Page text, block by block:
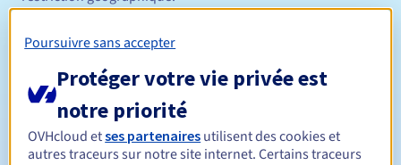
Règles de gestion et notifications
Durée de réservation Entre 1 et 10 ans
Durée de renouvellement Entre 1 et 10 ans
Poursuivre sans accepter
Protéger votre vie privée est
notre priorité
OVHcloud etses partenaires utilisent des cookies et
autres traceurs sur notre site internet. Certains traceurs